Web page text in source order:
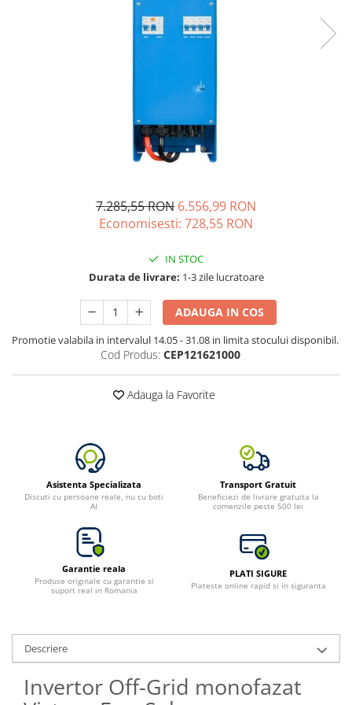
Componente sisteme de balcon
7.285,55 RON 6.556,99 RON
Economisesti: 728,55 RON
IN STOC
Durata de livrare: 1-3 zile lucratoare
ADAUGA IN COS
Promotie valabila in intervalul 14.05 - 31.08 in limita stocului disponibil.
Cod Produs: CEP121621000
Adauga la Favorite
Asistenta Specializata
Discuti cu persoane reale, nu cu boti
AI
Transport Gratuit
Beneficiezi de livrare gratuita la
comenzile peste 500 lei
Garantie reala
Produse originale cu garantie si
suport real in Romania
PLATI SIGURE
Plateste online rapid si in siguranta
Descriere
Invertor Off-Grid monofazat